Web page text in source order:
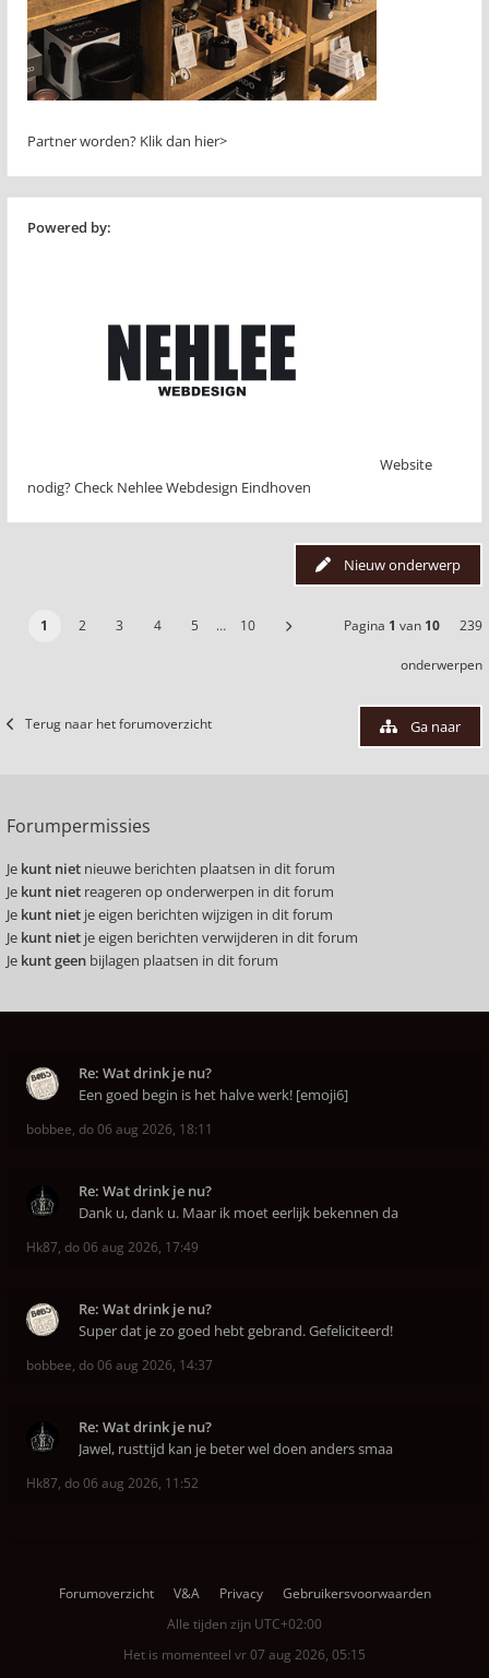
Partner worden? Klik dan hier>
Powered by:
Website
nodig? Check Nehlee Webdesign Eindhoven
Nieuw onderwerp
1 2 3 4 5 … 10 Pagina 1 van 10 239
onderwerpen
Terug naar het forumoverzicht Ga naar
Forumpermissies
Je kunt niet nieuwe berichten plaatsen in dit forum
Je kunt niet reageren op onderwerpen in dit forum
Je kunt niet je eigen berichten wijzigen in dit forum
Je kunt niet je eigen berichten verwijderen in dit forum
Je kunt geen bijlagen plaatsen in dit forum
Re: Wat drink je nu?
Een goed begin is het halve werk! [emoji6]
bobbee, do 06 aug 2026, 18:11
Re: Wat drink je nu?
Dank u, dank u. Maar ik moet eerlijk bekennen da
Hk87, do 06 aug 2026, 17:49
Re: Wat drink je nu?
Super dat je zo goed hebt gebrand. Gefeliciteerd!
bobbee, do 06 aug 2026, 14:37
Re: Wat drink je nu?
Jawel, rusttijd kan je beter wel doen anders smaa
Hk87, do 06 aug 2026, 11:52
Forumoverzicht V&A Privacy
Gebruikersvoorwaarden
Alle tijden zijn UTC+02:00
Het is momenteel vr 07 aug 2026, 05:15